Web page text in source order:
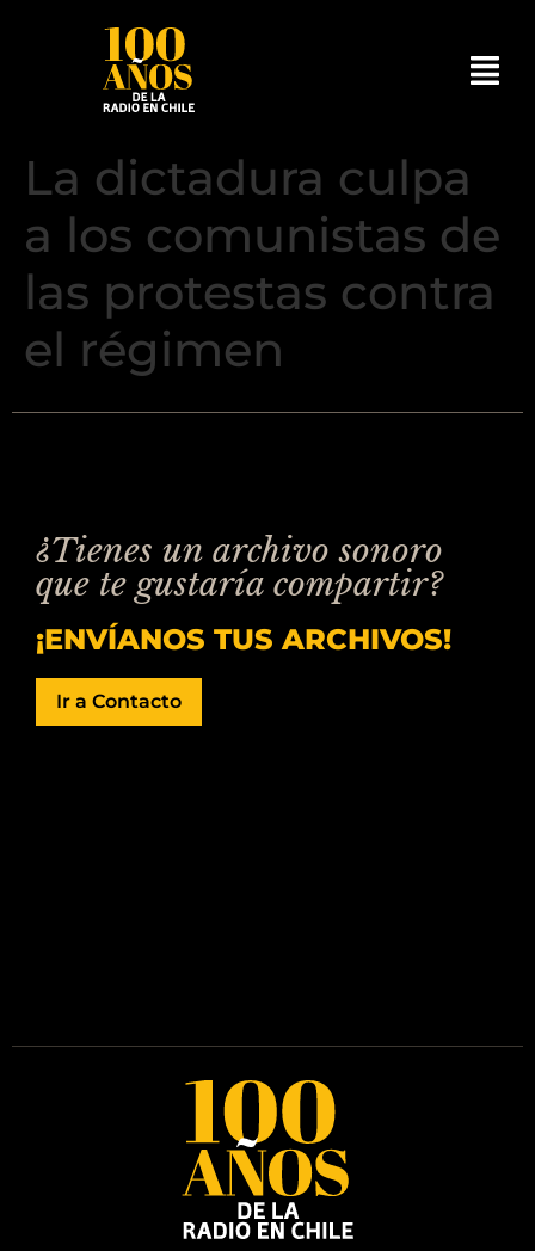
La dictadura culpa
a los comunistas de
las protestas contra
el régimen
¿Tienes un archivo sonoro
que te gustaría compartir?
¡ENVÍANOS TUS ARCHIVOS!
Ir a Contacto